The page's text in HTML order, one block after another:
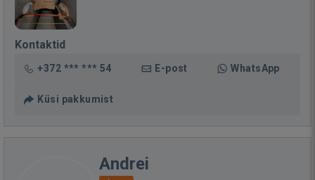
Kontaktid
+372 *** *** 54 E-post WhatsApp
Küsi pakkumist
Andrei